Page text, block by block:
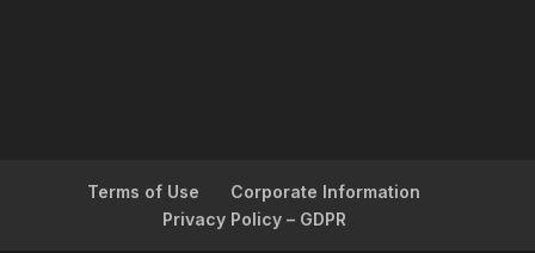
Terms of Use
Corporate Information
Privacy Policy – GDPR